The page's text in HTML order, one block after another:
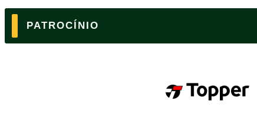
PATROCÍNIO